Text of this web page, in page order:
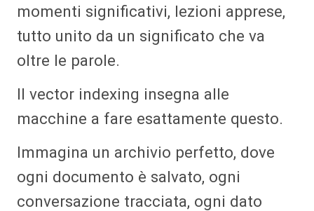
momenti significativi, lezioni apprese,
tutto unito da un significato che va
oltre le parole.
Il vector indexing insegna alle
macchine a fare esattamente questo.
Immagina un archivio perfetto, dove
ogni documento è salvato, ogni
conversazione tracciata, ogni dato